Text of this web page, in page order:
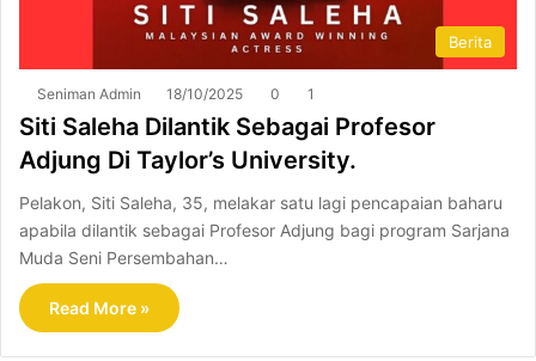
Berita
Seniman Admin 18/10/2025 0 1
Siti Saleha Dilantik Sebagai Profesor
Adjung Di Taylor’s University.
Pelakon, Siti Saleha, 35, melakar satu lagi pencapaian baharu
apabila dilantik sebagai Profesor Adjung bagi program Sarjana
Muda Seni Persembahan…
Read More »